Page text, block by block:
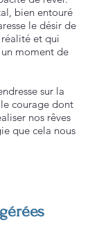
bien entouré
le désir de
et qui
moment de
sur la
courage dont
nos rêves
que cela nous